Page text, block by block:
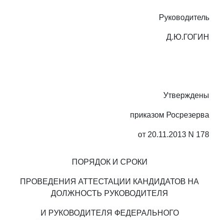
Руководитель
Д.Ю.ГОГИН
Утверждены
приказом Росрезерва
от 20.11.2013 N 178
ПОРЯДОК И СРОКИ
ПРОВЕДЕНИЯ АТТЕСТАЦИИ КАНДИДАТОВ НА
ДОЛЖНОСТЬ РУКОВОДИТЕЛЯ
И РУКОВОДИТЕЛЯ ФЕДЕРАЛЬНОГО